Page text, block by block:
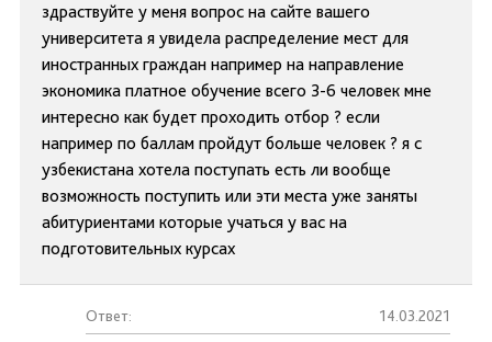
здраствуйте у меня вопрос на сайте вашего
университета я увидела распределение мест для
иностранных граждан например на направление
экономика платное обучение всего 3-6 человек мне
интересно как будет проходить отбор ? если
например по баллам пройдут больше человек ? я с
узбекистана хотела поступать есть ли вообще
возможность поступить или эти места уже заняты
абитуриентами которые учаться у вас на
подготовительных курсах
Ответ: 14.03.2021